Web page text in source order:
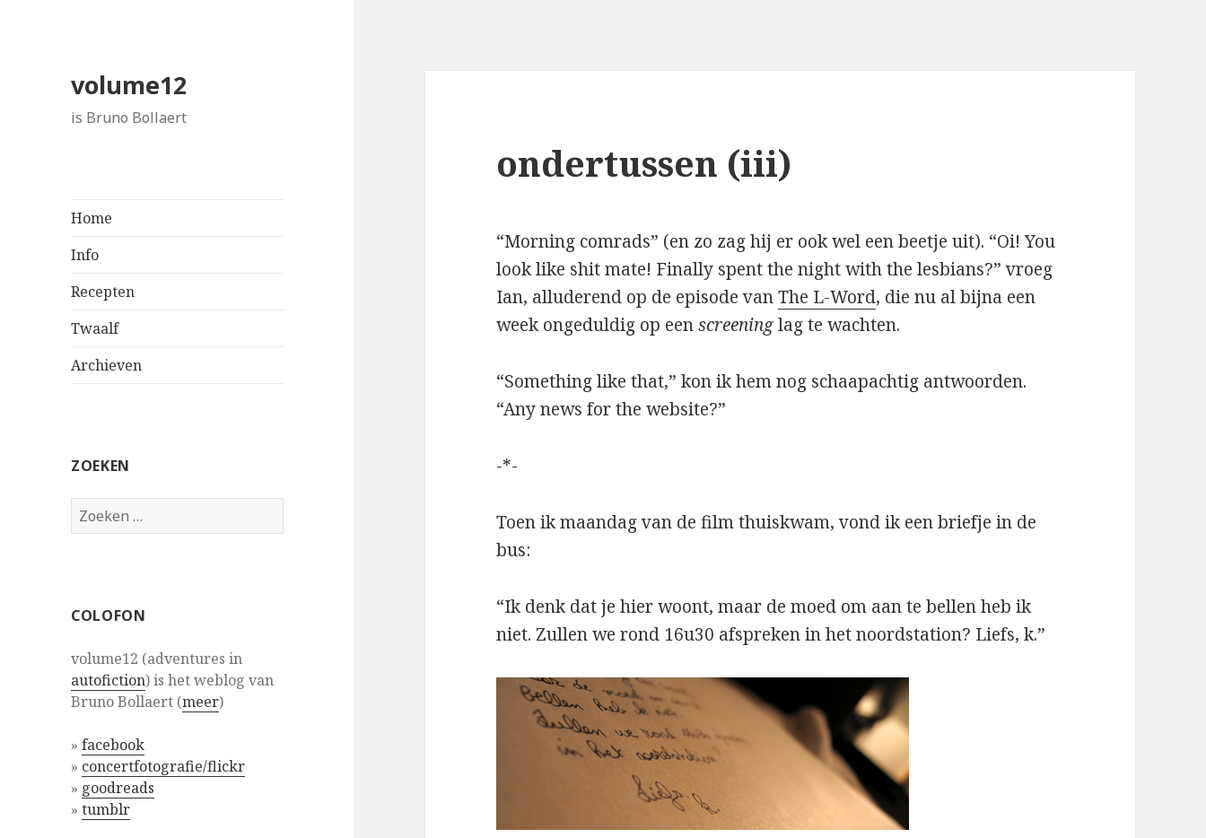
volume12
is Bruno Bollaert
Home
Info
Recepten
Twaalf
Archieven
ZOEKEN
Zoeken
naar:
COLOFON
volume12 (adventures in
autofiction) is het weblog van
Bruno Bollaert (meer)
»facebook
» concertfotografie/flickr
» goodreads
»tumblr
ondertussen (iii)
“Morning comrads” (en zo zag hij er ook wel een beetje uit). “Oi! You
look like shit mate! Finally spent the night with the lesbians?” vroeg
Ian, alluderend op de episode vanThe L-Word, die nu al bijna een
week ongeduldig op eenscreeninglag te wachten.
“Something like that,” kon ik hem nog schaapachtig antwoorden.
“Any news for the website?”
-*-
Toen ik maandag van de film thuiskwam, vond ik een briefje in de
bus:
“Ik denk dat je hier woont, maar de moed om aan te bellen heb ik
niet. Zullen we rond 16u30 afspreken in het noordstation? Liefs, k.”